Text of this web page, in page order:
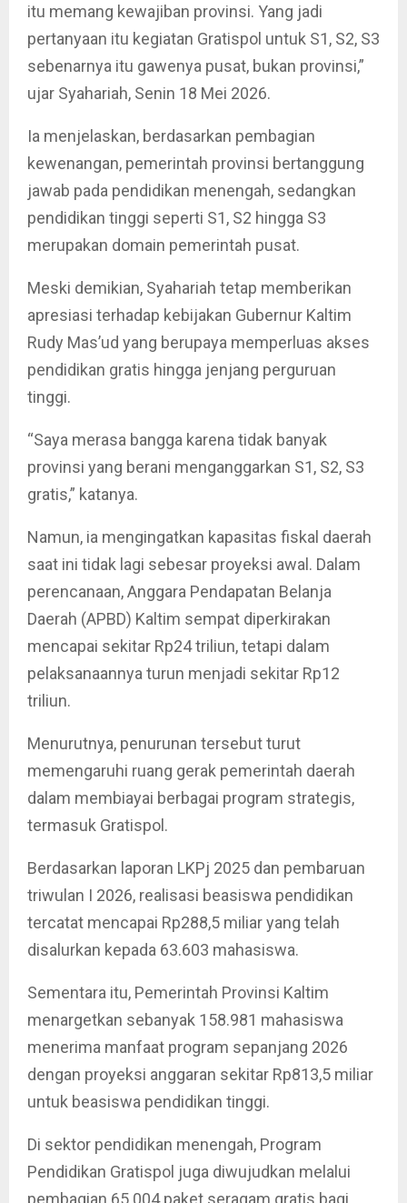
itu memang kewajiban provinsi. Yang jadi
pertanyaan itu kegiatan Gratispol untuk S1, S2, S3
sebenarnya itu gawenya pusat, bukan provinsi,”
ujar Syahariah, Senin 18 Mei 2026.
Ia menjelaskan, berdasarkan pembagian
kewenangan, pemerintah provinsi bertanggung
jawab pada pendidikan menengah, sedangkan
pendidikan tinggi seperti S1, S2 hingga S3
merupakan domain pemerintah pusat.
Meski demikian, Syahariah tetap memberikan
apresiasi terhadap kebijakan Gubernur Kaltim
Rudy Mas’ud yang berupaya memperluas akses
pendidikan gratis hingga jenjang perguruan
tinggi.
“Saya merasa bangga karena tidak banyak
provinsi yang berani menganggarkan S1, S2, S3
gratis,” katanya.
Namun, ia mengingatkan kapasitas fiskal daerah
saat ini tidak lagi sebesar proyeksi awal. Dalam
perencanaan, Anggara Pendapatan Belanja
Daerah (APBD) Kaltim sempat diperkirakan
mencapai sekitar Rp24 triliun, tetapi dalam
pelaksanaannya turun menjadi sekitar Rp12
triliun.
Menurutnya, penurunan tersebut turut
memengaruhi ruang gerak pemerintah daerah
dalam membiayai berbagai program strategis,
termasuk Gratispol.
Berdasarkan laporan LKPj 2025 dan pembaruan
triwulan I 2026, realisasi beasiswa pendidikan
tercatat mencapai Rp288,5 miliar yang telah
disalurkan kepada 63.603 mahasiswa.
Sementara itu, Pemerintah Provinsi Kaltim
menargetkan sebanyak 158.981 mahasiswa
menerima manfaat program sepanjang 2026
dengan proyeksi anggaran sekitar Rp813,5 miliar
untuk beasiswa pendidikan tinggi.
Di sektor pendidikan menengah, Program
Pendidikan Gratispol juga diwujudkan melalui